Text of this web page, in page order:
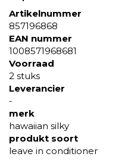
Artikelnummer
857196868
EAN nummer
1008571968681
Voorraad
2 stuks
Leverancier
-
merk
hawaiian silky
produkt soort
leave in conditioner